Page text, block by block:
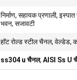
निर्माण, सहायक प्रणाली,
भवन, सजावटी
हॉट रोल्ड स्टील चैनल, वेल्डेड,
ss304 u चैनल, AISI Ss U